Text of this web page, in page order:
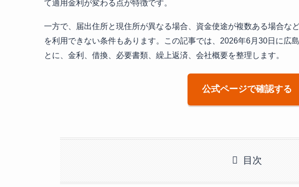
て適用金利が変わる点が特徴です。
一方で、届出住所と現住所が異なる場合、資金使途が複数ある場合な
を利用できない条件もあります。この記事では、2026年6月30日に広
とに、金利、借換、必要書類、繰上返済、会社概要を整理します。
公式ページで確認する
目次